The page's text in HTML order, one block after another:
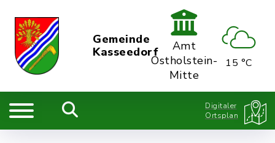
Gemeinde
Kasseedorf
Amt
Ostholstein-
Mitte
15 °C
Digitaler
Ortsplan